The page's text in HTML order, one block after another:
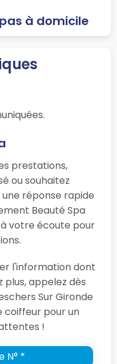
à domicile
prestations,
ou souhaitez
réponse rapide
Beauté Spa
votre écoute pour
l'information dont
plus, appelez dès
Sur Gironde
coiffeur pour un
!
N° *